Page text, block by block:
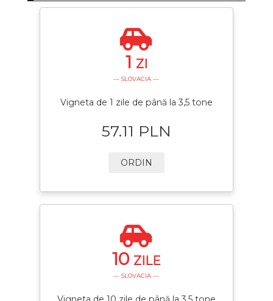
1 ZI
— SLOVACIA —
Vigneta de 1 zile de până la 3,5 tone
57.11 PLN
ORDIN
10 ZILE
— SLOVACIA —